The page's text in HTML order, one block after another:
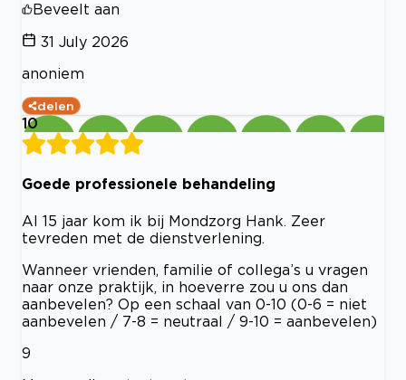
Beveelt aan
31 July 2026
anoniem
delen
10
Goede professionele behandeling
Al 15 jaar kom ik bij Mondzorg Hank. Zeer
tevreden met de dienstverlening.
Wanneer vrienden, familie of collega’s u vragen
naar onze praktijk, in hoeverre zou u ons dan
aanbevelen? Op een schaal van 0-10 (0-6 = niet
aanbevelen / 7-8 = neutraal / 9-10 = aanbevelen)
9